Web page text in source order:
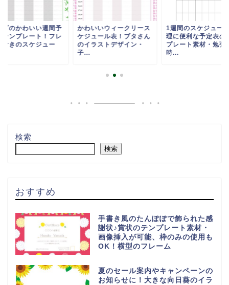
ダのかわいい週間予
テンプレート！フレ
付きのスケジュー
かわいいウィークリース
ケジュール表！ブタさん
のイラストデザイン・
子...
1週間のスケジュー
理に便利な予定表の
プレート素材・勉強
時...
検索
検索
おすすめ
手書き風のたんぽぽで飾られた感
謝状♪賞状のテンプレート素材・
画像挿入が可能、枠のみの使用も
OK！横型のフレーム
夏のセール案内やキャンペーンの
お知らせに！大きな向日葵のイラ